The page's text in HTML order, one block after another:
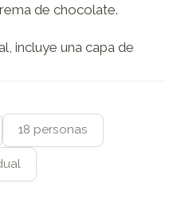
de chocolate.
incluye una capa de
18 personas